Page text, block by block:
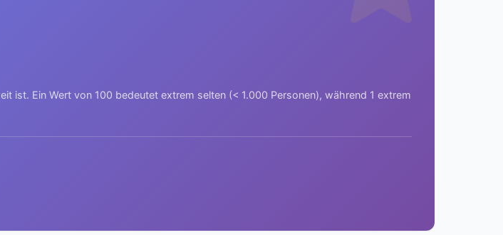
ist. Ein Wert von 100 bedeutet extrem selten (< 1.000 Personen), während 1 extrem